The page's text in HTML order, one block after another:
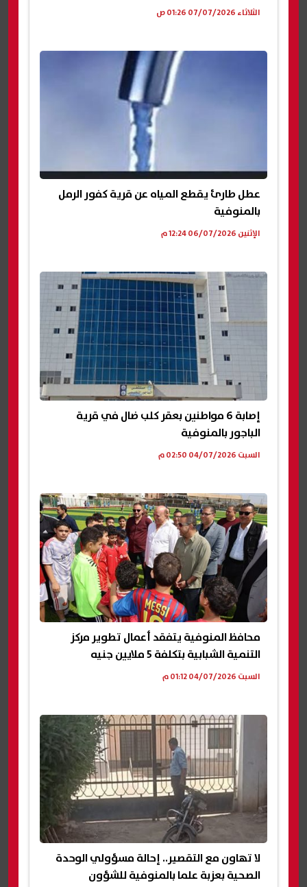
الثلاثاء 07/07/2026 01:26 ص
عطل طارئ يقطع المياه عن قرية كفور الرمل
بالمنوفية
الإثنين 06/07/2026 12:24 م
إصابة 6 مواطنين بعقر كلب ضال في قرية
الباجور بالمنوفية
السبت 04/07/2026 02:50 م
محافظ المنوفية يتفقد أعمال تطوير مركز
التنمية الشبابية بتكلفة 5 ملايين جنيه
السبت 04/07/2026 01:12 م
لا تهاون مع التقصير.. إحالة مسؤولي الوحدة
الصحية بعزبة علما بالمنوفية للشؤون